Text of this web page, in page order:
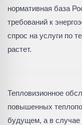
нормативная база
требований к
спрос на услуги по
растет.
Тепловизионное
повышенных
будущем, а в случае